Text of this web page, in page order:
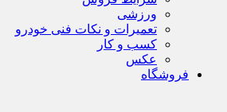
ورزشی
تعمیرات و نکات فنی خودرو
کسب و کار
عکس
فروشگاه